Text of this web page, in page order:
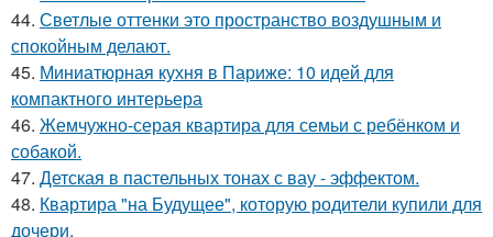
44. Светлые оттенки это пространство воздушным и
спокойным делают.
45. Миниатюрная кухня в Париже: 10 идей для
компактного интерьера
46. Жемчужно-серая квартира для семьи с ребёнком и
собакой.
47. Детская в пастельных тонах с вау - эффектом.
48. Квартира "на Будущее", которую родители купили для
дочери.